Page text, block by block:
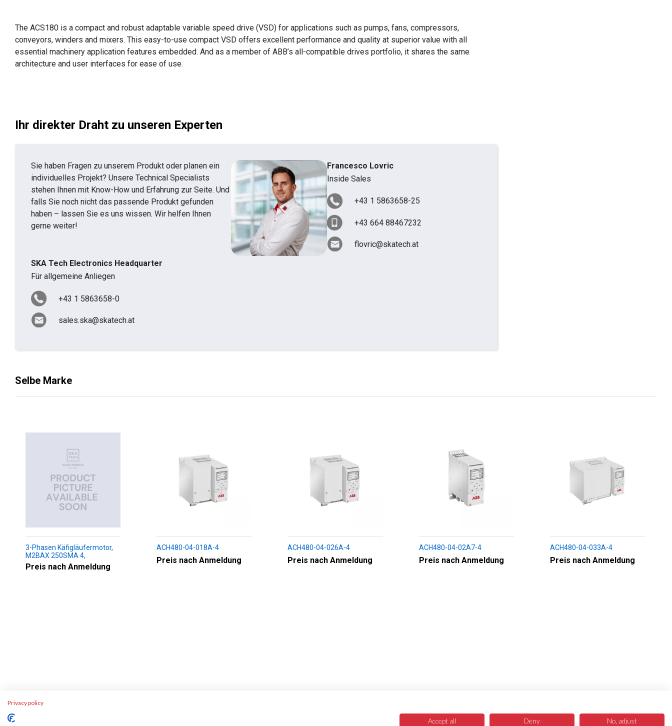
The ACS180 is a compact and robust adaptable variable speed drive (VSD) for applications such as pumps, fans, compressors,
conveyors, winders and mixers. This easy-to-use compact VSD offers excellent performance and quality at superior value with all
essential machinery application features embedded. And as a member of ABB’s all-compatible drives portfolio, it shares the same
architecture and user interfaces for ease of use.
Ihr direkter Draht zu unseren Experten
Sie haben Fragen zu unserem Produkt oder planen ein
individuelles Projekt? Unsere Technical Specialists
stehen Ihnen mit Know-How und Erfahrung zur Seite. Und
falls Sie noch nicht das passende Produkt gefunden
haben – lassen Sie es uns wissen. Wir helfen Ihnen
gerne weiter!
Francesco Lovric
Inside Sales
+43 1 5863658-25
+43 664 88467232
flovric@skatech.at
SKA Tech Electronics Headquarter
Für allgemeine Anliegen
+43 1 5863658-0
sales.ska@skatech.at
Selbe Marke
3-Phasen Käfigläufermotor,
M2BAX 250SMA 4,
+188+230+451+009
Preis nach Anmeldung
ACH480-04-018A-4
Preis nach Anmeldung
ACH480-04-026A-4
Preis nach Anmeldung
ACH480-04-02A7-4
Preis nach Anmeldung
ACH480-04-033A-4
Preis nach Anmeldung
Privacy policy
Accept all Deny No, adjust